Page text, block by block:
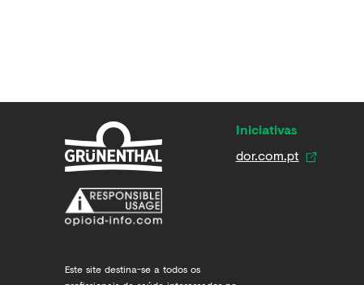
Iniciativas
dor.com.pt
Este site destina-se a todos os